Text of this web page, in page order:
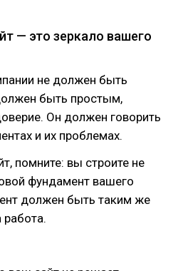
— это зеркало вашего
не должен быть
быть простым,
Он должен говорить
и их проблемах.
помните: вы строите не
фундамент вашего
должен быть таким же